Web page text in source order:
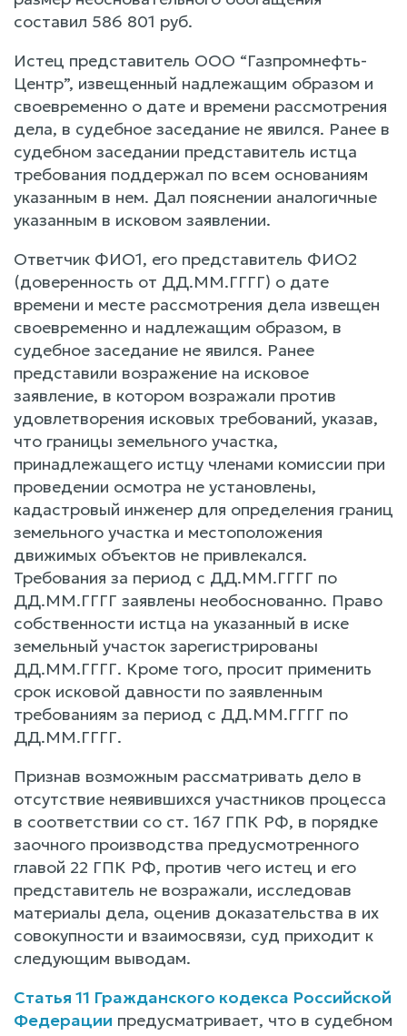
составил 586 801 руб.
Истец представитель ООО “Газпромнефть-
Центр”, извещенный надлежащим образом и
своевременно о дате и времени рассмотрения
дела, в судебное заседание не явился. Ранее в
судебном заседании представитель истца
требования поддержал по всем основаниям
указанным в нем. Дал пояснении аналогичные
указанным в исковом заявлении.
Ответчик ФИО1, его представитель ФИО2
(доверенность от ДД.ММ.ГГГГ) о дате
времени и месте рассмотрения дела извещен
своевременно и надлежащим образом, в
судебное заседание не явился. Ранее
представили возражение на исковое
заявление, в котором возражали против
удовлетворения исковых требований, указав,
что границы земельного участка,
принадлежащего истцу членами комиссии при
проведении осмотра не установлены,
кадастровый инженер для определения границ
земельного участка и местоположения
движимых объектов не привлекался.
Требования за период с ДД.ММ.ГГГГ по
ДД.ММ.ГГГГ заявлены необоснованно. Право
собственности истца на указанный в иске
земельный участок зарегистрированы
ДД.ММ.ГГГГ. Кроме того, просит применить
срок исковой давности по заявленным
требованиям за период с ДД.ММ.ГГГГ по
ДД.ММ.ГГГГ.
Признав возможным рассматривать дело в
отсутствие неявившихся участников процесса
в соответствии со ст. 167 ГПК РФ, в порядке
заочного производства предусмотренного
главой 22 ГПК РФ, против чего истец и его
представитель не возражали, исследовав
материалы дела, оценив доказательства в их
совокупности и взаимосвязи, суд приходит к
следующим выводам.
Статья 11 Гражданского кодекса Российской
Федерации предусматривает, что в судебном